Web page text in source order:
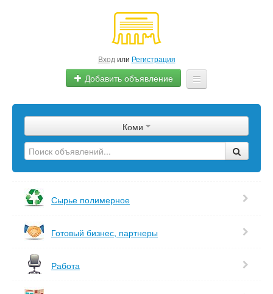
Вход или Регистрация
Добавить объявление
Сырье
Изделия
Еще
Коми
Сырье полимерное
Готовый бизнес, партнеры
Работа